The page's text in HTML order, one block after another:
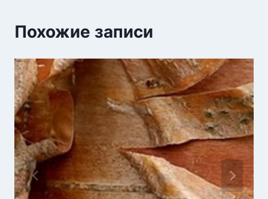
Похожие записи